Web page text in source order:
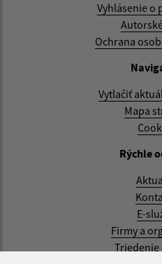
Vyhlásenie o
Ochrana
Vytlačiť
Mapa
Rýchle
E-
Firmy a